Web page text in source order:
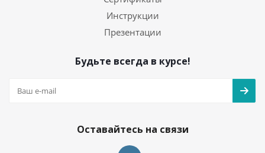
Инструкции
Презентации
Будьте всегда в курсе!
Оставайтесь на связи